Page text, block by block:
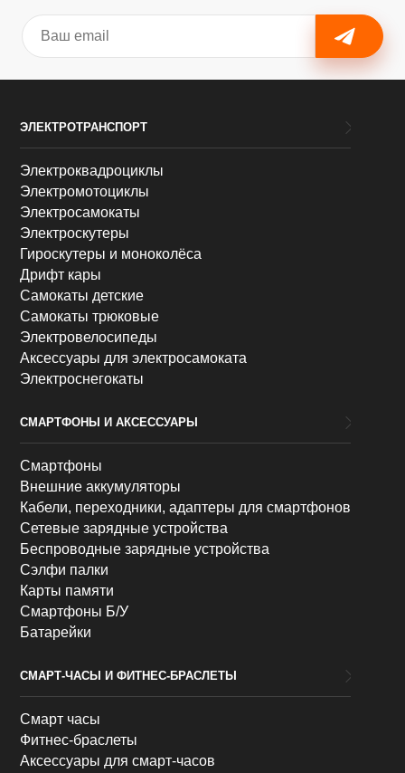
ЭЛЕКТРОТРАНСПОРТ
Электроквадроциклы
Электромотоциклы
Электросамокаты
Электроскутеры
Гироскутеры и моноколёса
Дрифт кары
Самокаты детские
Самокаты трюковые
Электровелосипеды
Аксессуары для электросамоката
Электроснегокаты
СМАРТФОНЫ И АКСЕССУАРЫ
Смартфоны
Внешние аккумуляторы
Кабели, переходники, адаптеры для смартфонов
Сетевые зарядные устройства
Беспроводные зарядные устройства
Сэлфи палки
Карты памяти
Смартфоны Б/У
Батарейки
СМАРТ-ЧАСЫ И ФИТНЕС-БРАСЛЕТЫ
Смарт часы
Фитнес-браслеты
Аксессуары для смарт-часов